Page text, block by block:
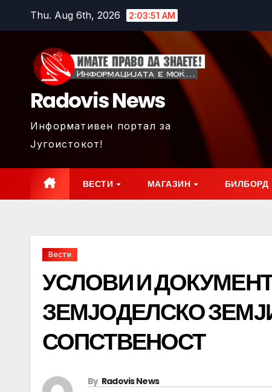
Thu. Aug 6th, 2026 2:03:52 AM
Radovis News
Информативен портал за
Југоистокот!
ВЕСТИ МАГАЗИН БИЛБОРД
Вести
УСЛОВИ И
ЗЕМЈОДЕЛСКО
СОПСТВЕНОСТ
By Radovis News